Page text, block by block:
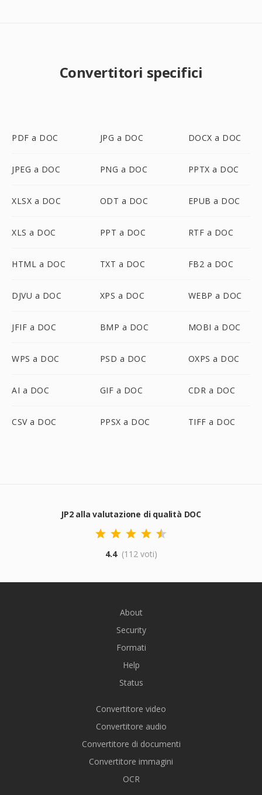
Convertitori specifici
PDF a DOC JPG a DOC DOCX a DOC
JPEG a DOC PNG a DOC PPTX a DOC
XLSX a DOC ODT a DOC EPUB a DOC
XLS a DOC PPT a DOC RTF a DOC
HTML a DOC TXT a DOC FB2 a DOC
DJVU a DOC XPS a DOC WEBP a DOC
JFIF a DOC BMP a DOC MOBI a DOC
WPS a DOC PSD a DOC OXPS a DOC
AI a DOC GIF a DOC CDR a DOC
CSV a DOC PPSX a DOC TIFF a DOC
JP2 alla valutazione di qualità DOC
4.4 (112 voti)
About
Security
Formati
Help
Status
Convertitore video
Convertitore audio
Convertitore di documenti
Convertitore immagini
OCR